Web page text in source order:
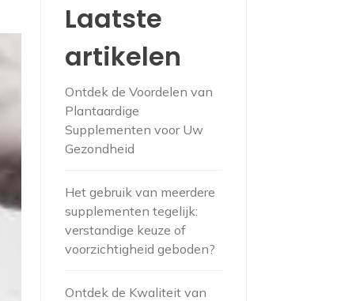
Laatste
artikelen
Ontdek de Voordelen van
Plantaardige
Supplementen voor Uw
Gezondheid
Het gebruik van meerdere
supplementen tegelijk:
verstandige keuze of
voorzichtigheid geboden?
Ontdek de Kwaliteit van